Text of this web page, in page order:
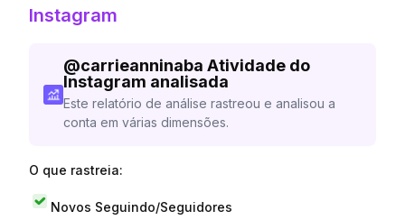
Instagram
@carrieanninaba Atividade do
Instagram analisada
Este relatório de análise rastreou e analisou a
conta em várias dimensões.
O que rastreia:
Novos Seguindo/Seguidores